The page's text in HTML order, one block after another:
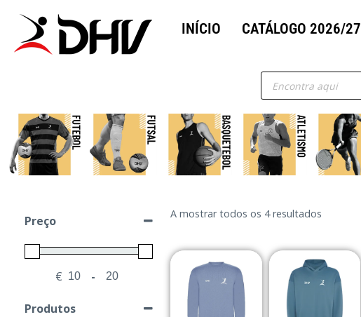
INÍCIO CATÁLOGO 2026/27
Preço
€ -
Produtos
A mostrar todos os 4 resultados